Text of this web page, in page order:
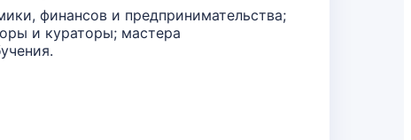
финансов и предпринимательства;
и кураторы; мастера